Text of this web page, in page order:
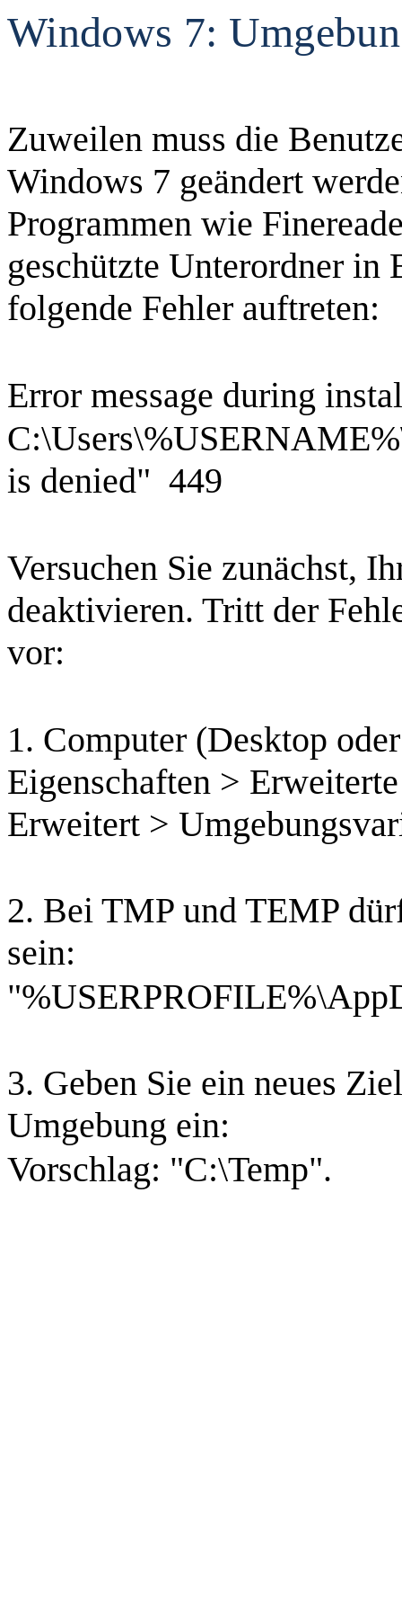
Windows 7:
Zuweilen muss die
Windows 7 geändert
Programmen wie
geschützte Unterordner in
folgende Fehler auftreten:
Error message during
is denied" 449
Versuchen Sie zunächst,
deaktivieren. Tritt der
vor:
1. Computer (Desktop
Eigenschaften >
Erweitert >
2. Bei TMP und TEMP
sein:
3. Geben Sie ein neues
Umgebung ein:
Vorschlag: "C:\Temp".